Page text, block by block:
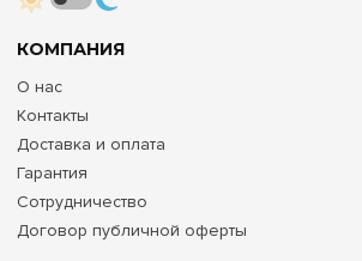
КОМПАНИЯ
О нас
Контакты
Доставка и оплата
Гарантия
Сотрудничество
Договор публичной оферты